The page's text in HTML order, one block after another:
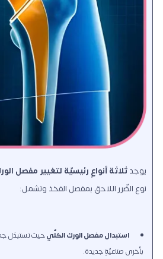
يوجدثلاثة أنواعٍ رئيسيّة لتغيير مفصل
نوع الضّرر اللاحق بمفصل الفخذ وتشمل:
استبدال مفصل الورك الكلّيحيث تستبدَل
بأخرى صناعيّةٍ جديدة.